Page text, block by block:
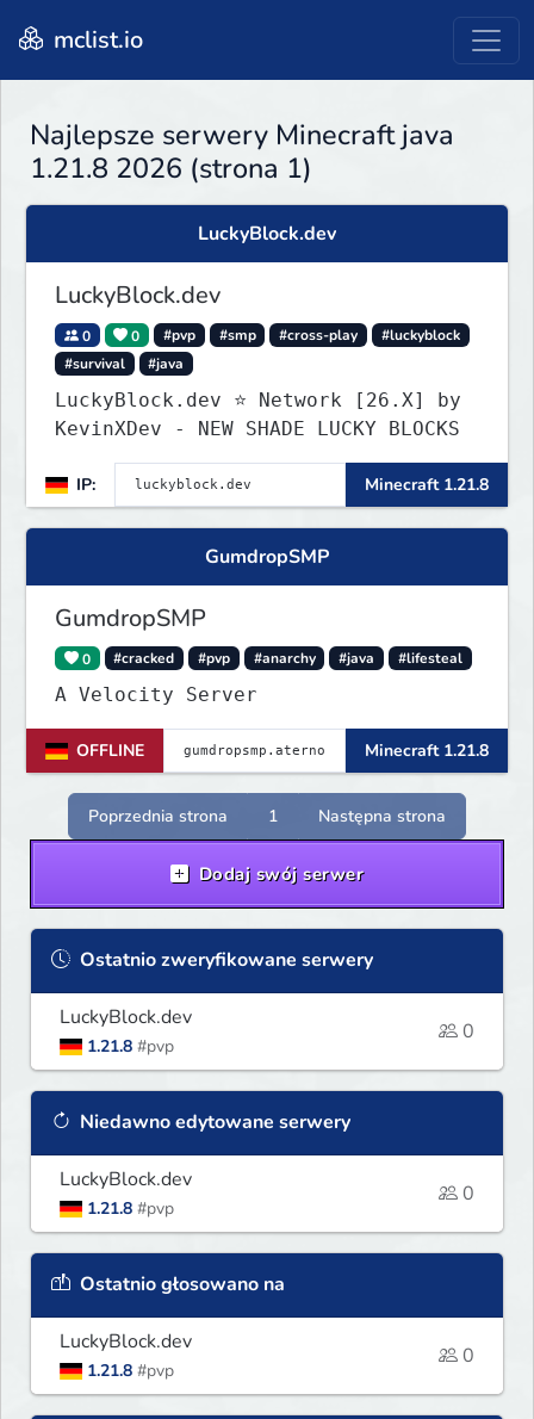
mclist.io
Najlepsze serwery Minecraft java
1.21.8 2026 (strona 1)
LuckyBlock.dev
LuckyBlock.dev
0 0 #pvp #smp #cross-play
#luckyblock
#survival
#java
LuckyBlock.dev ⭐ Network [26.X] by
KevinXDev - NEW SHADE LUCKY BLOCKS
IP: Minecraft 1.21.8
GumdropSMP
GumdropSMP
0 #cracked #pvp #anarchy #java #lifesteal
A Velocity Server
OFFLINE Minecraft 1.21.8
Poprzednia strona 1 Następna strona
Dodaj swój serwer
Ostatnio zweryfikowane serwery
LuckyBlock.dev
1.21.8 #pvp
0
Niedawno edytowane serwery
LuckyBlock.dev
1.21.8 #pvp
0
Ostatnio głosowano na
LuckyBlock.dev
1.21.8 #pvp
0